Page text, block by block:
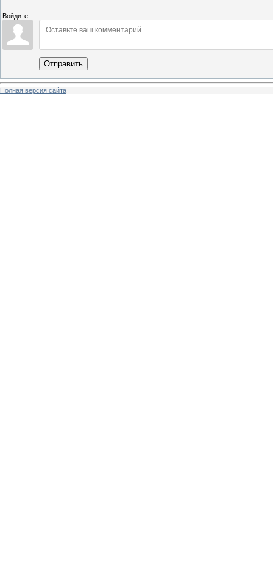
Войдите:
Отправить
Полная версия сайта